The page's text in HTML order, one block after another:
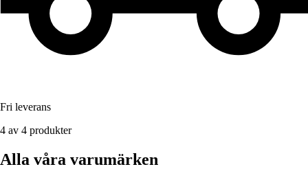
Fri leverans
4 av 4 produkter
Alla våra varumärken